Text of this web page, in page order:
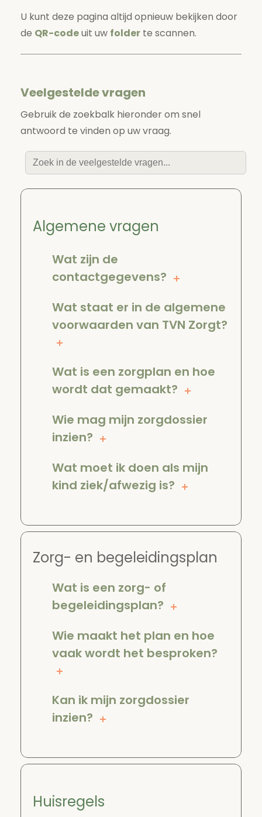
U kunt deze pagina altijd opnieuw bekijken door
de QR-codeuit uw folder te scannen.
Veelgestelde vragen
Gebruik de zoekbalk hieronder om snel
antwoord te vinden op uw vraag.
Algemene vragen
Wat zijn de
contactgegevens?
Wat staat er in de algemene
voorwaarden van TVN Zorgt?
Wat is een zorgplan en hoe
wordt dat gemaakt?
Wie mag mijn zorgdossier
inzien?
Wat moet ik doen als mijn
kind ziek/afwezig is?
Zorg- en begeleidingsplan
Wat is een zorg- of
begeleidingsplan?
Wie maakt het plan en hoe
vaak wordt het besproken?
Kan ik mijn zorgdossier
inzien?
Huisregels